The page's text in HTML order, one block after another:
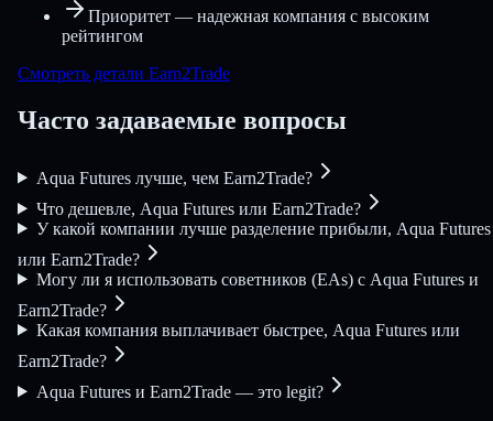
Приоритет — надежная компания с высоким
рейтингом
Смотреть детали Earn2Trade
Часто задаваемые вопросы
Aqua Futures лучше, чем Earn2Trade?
Что дешевле, Aqua Futures или Earn2Trade?
У какой компании лучше разделение прибыли, Aqua Futures
или Earn2Trade?
Могу ли я использовать советников (EAs) с Aqua Futures и
Earn2Trade?
Какая компания выплачивает быстрее, Aqua Futures или
Earn2Trade?
Aqua Futures и Earn2Trade — это legit?